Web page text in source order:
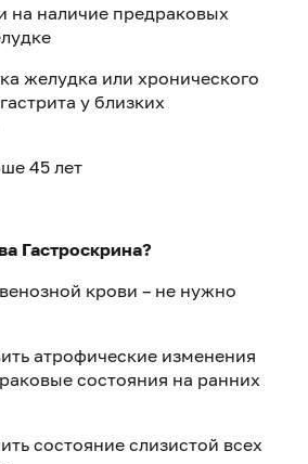
на наличие предраковых
желудка или хронического
у близких
45 лет
Гастроскрина?
крови – не нужно
атрофические изменения
состояния на ранних
состояние слизистой всех